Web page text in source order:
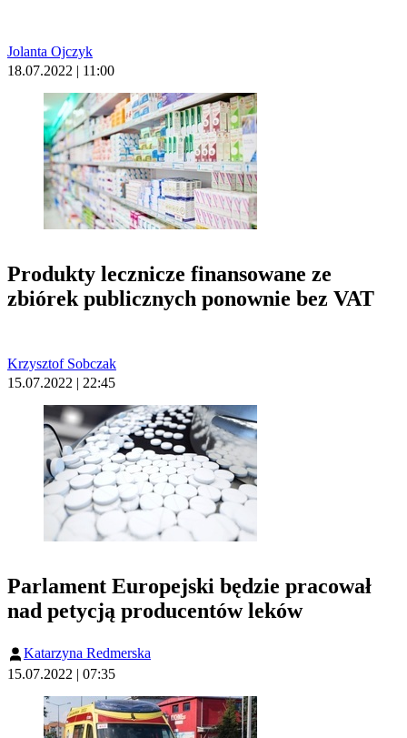
Jolanta Ojczyk
18.07.2022 | 11:00
Produkty lecznicze finansowane ze
zbiórek publicznych ponownie bez VAT
Krzysztof Sobczak
15.07.2022 | 22:45
Parlament Europejski będzie pracował
nad petycją producentów leków
Katarzyna Redmerska
15.07.2022 | 07:35